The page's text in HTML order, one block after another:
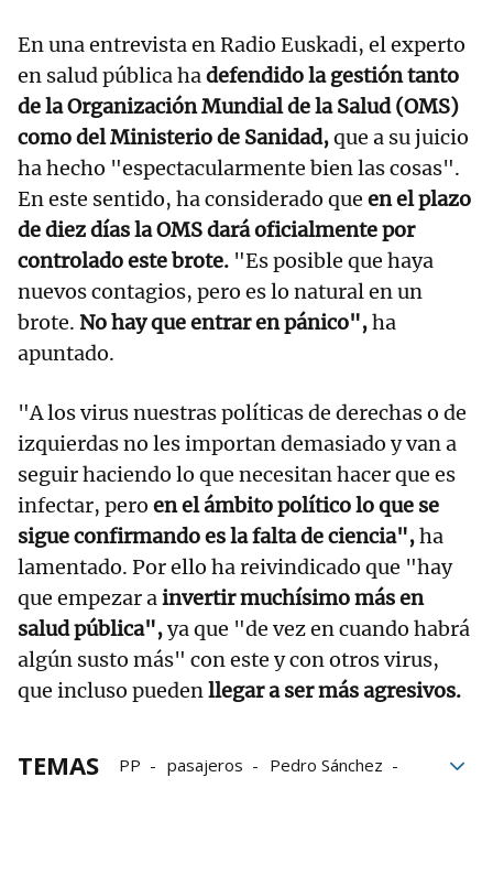
En una entrevista en Radio Euskadi, el experto
en salud pública hadefendido la gestión tanto
de la Organización Mundial de la Salud (OMS)
como del Ministerio de Sanidad,que a su juicio
ha hecho "espectacularmente bien las cosas".
En este sentido, ha considerado que en el plazo
de diez días la OMS dará oficialmente por
controlado este brote. "Es posible que haya
nuevos contagios, pero es lo natural en un
brote. No hay que entrar en pánico",ha
apuntado.
"A los virus nuestras políticas de derechas o de
izquierdas no les importan demasiado y van a
seguir haciendo lo que necesitan hacer que es
infectar, pero en el ámbito político lo que se
sigue confirmando es la falta de ciencia",ha
lamentado. Por ello ha reivindicado que "hay
que empezar ainvertir muchísimo más en
salud pública",ya que "de vez en cuando habrá
algún susto más" con este y con otros virus,
que incluso puedenllegar a ser más agresivos.
TEMAS PP pasajeros
Pedro Sánchez